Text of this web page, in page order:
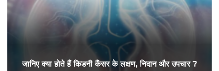
जानिए क्या होते हैं किडनी कैंसर के लक्षण, निदान और उपचार ?